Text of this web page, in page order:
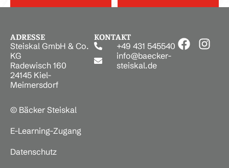
ADRESSE
Steiskal GmbH & Co.
KG
Radewisch 160
24145 Kiel-
Meimersdorf
KONTAKT
+49 431 545540
info@baecker-
steiskal.de
© Bäcker Steiskal
E-Learning-Zugang
Datenschutz